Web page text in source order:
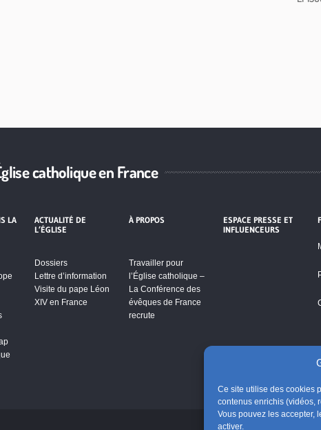
Ce site utilise des cookies
contenus enrichis (vidéos,
Vous pouvez les accepter,
activer.
catholique en France
LA
ACTUALITÉ DE
L’ÉGLISE
Dossiers
Lettre d’information
Visite du pape Léon
XIV en France
À PROPOS
Travailler pour
l’Église catholique –
La Conférence des
évêques de France
recrute
ESPACE PRESSE ET
INFLUENCEURS